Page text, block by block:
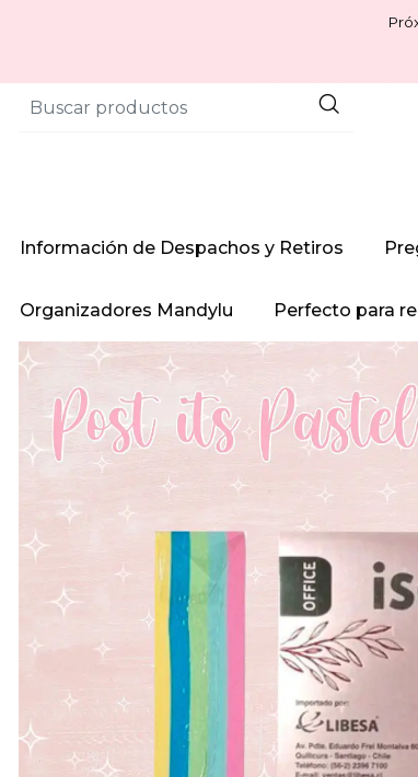
Información de Despachos y Retiros
Organizadores Mandylu Perfecto para